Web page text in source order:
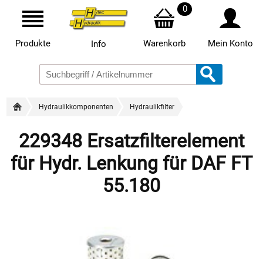
Produkte Info
0
Warenkorb Mein Konto
Hydraulikkomponenten Hydraulikfilter
229348 Ersatzfilterelement
für Hydr. Lenkung für DAF FT
55.180